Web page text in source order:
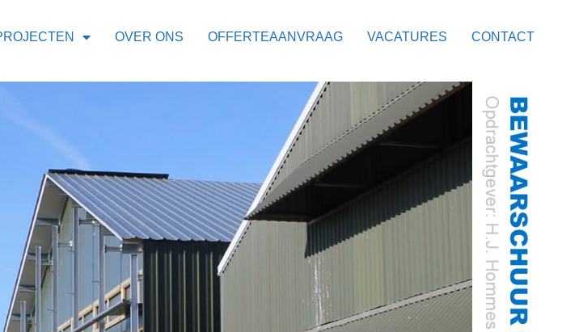
OVER ONS OFFERTEAANVRAAG VACATURES CONTACT